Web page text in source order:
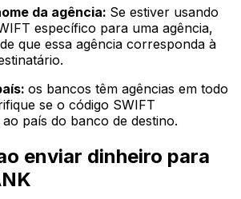
da agência: Se estiver usando
específico para uma agência,
que essa agência corresponda à
os bancos têm agências em todo
se o código SWIFT
país do banco de destino.
enviar dinheiro para